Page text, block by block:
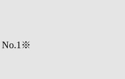
No.1 ※